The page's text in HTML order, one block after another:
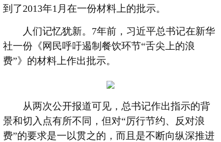
到了2013年1 月在一份材料上的批示。
人们记忆犹新。 7年前，习近平总书记在新华
社一份《网民呼吁遏制餐饮环节“舌尖上的浪
费”》的材料上作出批示。
从两次公开报道可见，总书记作出指示的背
景和切入点有所不同，但对“厉行节约、反对浪
费”的要求是一以贯之的，而且是不断向纵深推进